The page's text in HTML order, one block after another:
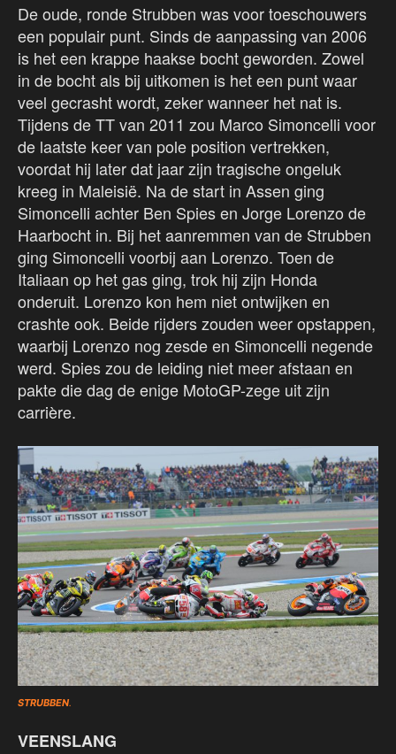
De oude, ronde Strubben was voor toeschouwers
een populair punt. Sinds de aanpassing van 2006
is het een krappe haakse bocht geworden. Zowel
in de bocht als bij uitkomen is het een punt waar
veel gecrasht wordt, zeker wanneer het nat is.
Tijdens de TT van 2011 zou Marco Simoncelli voor
de laatste keer van pole position vertrekken,
voordat hij later dat jaar zijn tragische ongeluk
kreeg in Maleisië. Na de start in Assen ging
Simoncelli achter Ben Spies en Jorge Lorenzo de
Haarbocht in. Bij het aanremmen van de Strubben
ging Simoncelli voorbij aan Lorenzo. Toen de
Italiaan op het gas ging, trok hij zijn Honda
onderuit. Lorenzo kon hem niet ontwijken en
crashte ook. Beide rijders zouden weer opstappen,
waarbij Lorenzo nog zesde en Simoncelli negende
werd. Spies zou de leiding niet meer afstaan en
pakte die dag de enige MotoGP-zege uit zijn
carrière.
STRUBBEN.
VEENSLANG